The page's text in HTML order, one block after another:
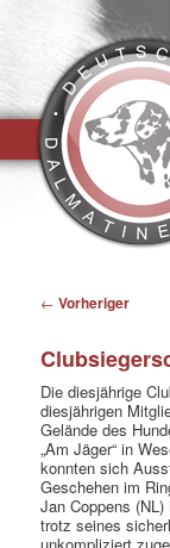
Beitragsnavigation
← Vorheriger
Die diesjährige
diesjährigen
Gelände des
„Am Jäger“ in
konnten sich
Geschehen im
Jan Coppens
trotz seines